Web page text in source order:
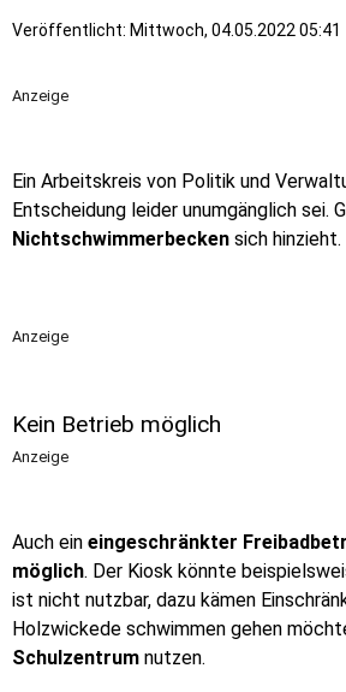
Veröffentlicht: Mittwoch, 04.05.2022 05:41
Anzeige
Ein Arbeitskreis von Politik und
Entscheidung leider unumgänglich sei.
Nichtschwimmerbecken sich hinzieht.
Anzeige
Kein Betrieb möglich
Anzeige
Auch ein eingeschränkter
möglich. Der Kiosk könnte
ist nicht nutzbar, dazu kämen
Holzwickede schwimmen gehen
Schulzentrum nutzen.